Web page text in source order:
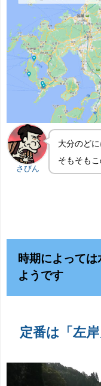
さびん
大分のど
そもそも
時期によって
ようです
定番は「左